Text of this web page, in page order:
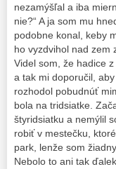
nezamýšľal a iba
nie?“ A ja som mu
podobne konal, keby
ho vyzdvihol nad zem
Videl som, že hadice
a tak mi doporučil,
rozhodol pobudnúť
bola na tridsiatke.
štyridsiatku a nemýlil
robiť v mestečku,
park, lenže som
Nebolo to ani tak